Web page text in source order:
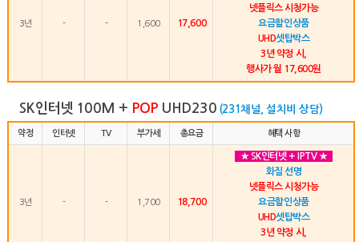
3년 - - 1,600 17,600
넷플릭스 시청가능
요금할인상품
UHD셋탑박스
3년 약정 시,
행사가 월 17,600원
SK인터넷 100M + POPUHD230 (231채널, 설치비 상담)
약정 인터넷 TV 부가세 총요금 혜택 사항
3년 - - 1,700 18,700
★ SK인터넷 + IPTV ★
화질 선명
넷플릭스 시청가능
요금할인상품
UHD셋탑박스
3년 약정 시,